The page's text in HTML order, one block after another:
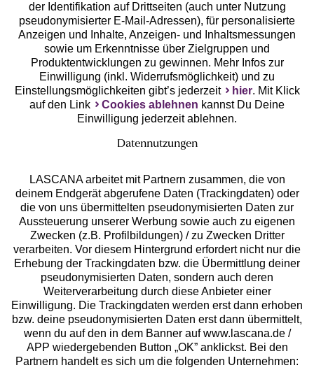
Unsere Apps
Services
Beratung
Über uns
Rechtliches
der Identifikation auf Drittseiten (auch unter Nutzung
pseudonymisierter E-Mail-Adressen), für personalisierte
Anzeigen und Inhalte, Anzeigen- und Inhaltsmessungen
sowie um Erkenntnisse über Zielgruppen und
Produktentwicklungen zu gewinnen. Mehr Infos zur
Einwilligung (inkl. Widerrufsmöglichkeit) und zu
Einstellungsmöglichkeiten gibt’s jederzeit
hier. Mit Klick
auf den Link
Cookies ablehnen kannst Du Deine
Einwilligung jederzeit ablehnen.
Datennutzungen
LASCANA arbeitet mit Partnern zusammen, die von
deinem Endgerät abgerufene Daten (Trackingdaten) oder
die von uns übermittelten pseudonymisierten Daten zur
Aussteuerung unserer Werbung sowie auch zu eigenen
Zwecken (z.B. Profilbildungen) / zu Zwecken Dritter
verarbeiten. Vor diesem Hintergrund erfordert nicht nur die
Erhebung der Trackingdaten bzw. die Übermittlung deiner
pseudonymisierten Daten, sondern auch deren
Weiterverarbeitung durch diese Anbieter einer
Einwilligung. Die Trackingdaten werden erst dann erhoben
bzw. deine pseudonymisierten Daten erst dann übermittelt,
wenn du auf den in dem Banner auf www.lascana.de /
APP wiedergebenden Button „OK” anklickst. Bei den
Partnern handelt es sich um die folgenden Unternehmen: